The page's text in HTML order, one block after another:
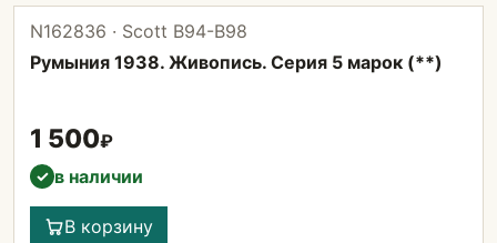
N162836 · Scott B94-B98
Румыния 1938. Живопись. Серия 5 марок (**)
1 500₽
✓ в наличии
В корзину